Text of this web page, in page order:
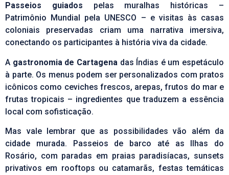
Passeios guiados pelas muralhas históricas –
Patrimônio Mundial pela UNESCO – e visitas às casas
coloniais preservadas criam uma narrativa imersiva,
conectando os participantes à história viva da cidade.
A gastronomia de Cartagenadas Índias é um espetáculo
à parte. Os menus podem ser personalizados com pratos
icônicos como ceviches frescos, arepas, frutos do mar e
frutas tropicais – ingredientes que traduzem a essência
local com sofisticação.
Mas vale lembrar que as possibilidades vão além da
cidade murada. Passeios de barco até as Ilhas do
Rosário, com paradas em praias paradisíacas, sunsets
privativos em rooftops ou catamarãs, festas temáticas